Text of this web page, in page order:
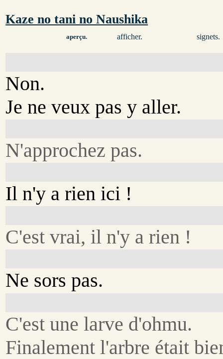
Kaze no tani no Naushika
aperçu. afficher. signets.
Non.
Je ne veux pas y aller.
N'approchez pas.
Il n'y a rien ici !
C'est vrai, il n'y a rien !
Ne sors pas.
C'est une larve d'ohmu.
Finalement l'arbre était